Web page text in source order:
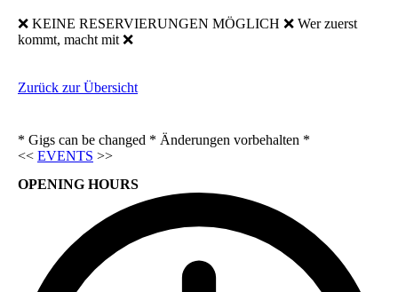
❌ KEINE RESERVIERUNGEN MÖGLICH ❌ Wer zuerst
kommt, macht mit ❌
Zurück zur Übersicht
* Gigs can be changed * Änderungen vorbehalten *
<< EVENTS >>
OPENING HOURS